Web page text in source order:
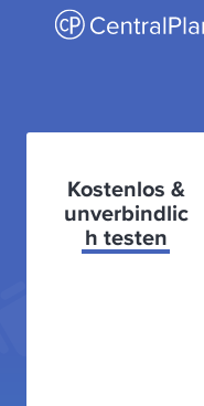
Kostenlos &
unverbindlic
h testen